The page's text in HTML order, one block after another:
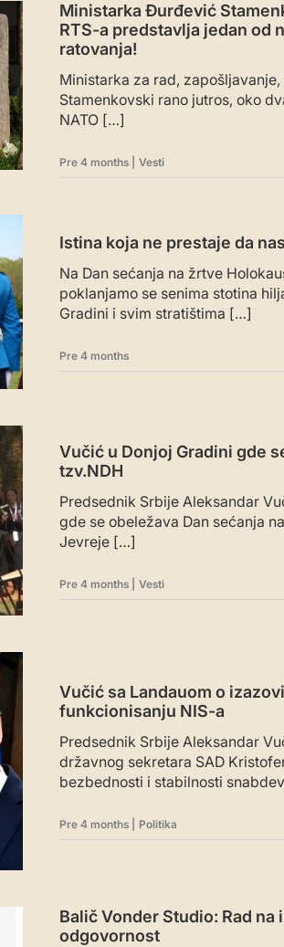
Ministarka Đurđević
RTS-a predstavlja jedan od
ratovanja!
Ministarka za rad,
Stamenkovski rano jutros, oko
NATO […]
Pre 4 months Vesti
Istina koja ne prestaje da
Na Dan sećanja na žrtve
poklanjamo se senima stotina
Gradini i svim stratištima […]
Pre 4 months
Vučić u Donjoj Gradini gde
tzv.NDH
Predsednik Srbije Aleksandar
gde se obeležava Dan sećanja
Jevreje […]
Pre 4 months Vesti
Vučić sa Landauom o
funkcionisanju NIS-a
Predsednik Srbije Aleksandar
državnog sekretara SAD
bezbednosti i stabilnosti
Pre 4 months Politika
Balič Vonder Studio: Rad
odgovornost